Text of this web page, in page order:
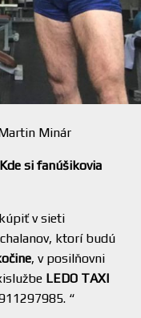
Minár
si fanúšikovia
v sieti
ktorí budú
, v posilňovni
LEDO TAXI
“